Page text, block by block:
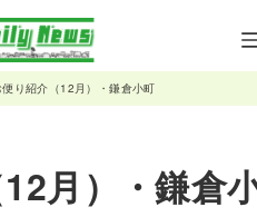
便り紹介（12月）・鎌倉小町
月）・鎌倉